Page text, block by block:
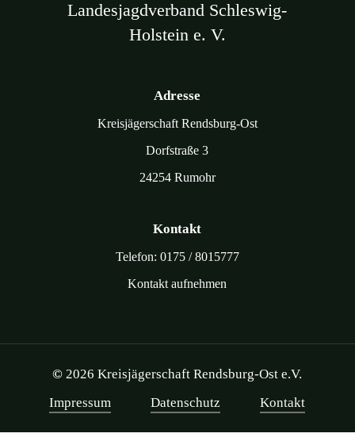
Landesjagdverband Schleswig-
Holstein e. V.
Adresse
Kreisjägerschaft Rendsburg-Ost
Dorfstraße 3
24254 Rumohr
Kontakt
Telefon: 0175 / 8015777
Kontakt aufnehmen
©2026 Kreisjägerschaft Rendsburg-Ost e.V.
Impressum
Datenschutz Kontakt